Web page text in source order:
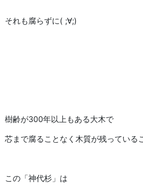
それも腐らずに( ;∀;)
樹齢が300年以上もある大木で
芯まで腐ることなく木質が残っている
この「神代杉」は